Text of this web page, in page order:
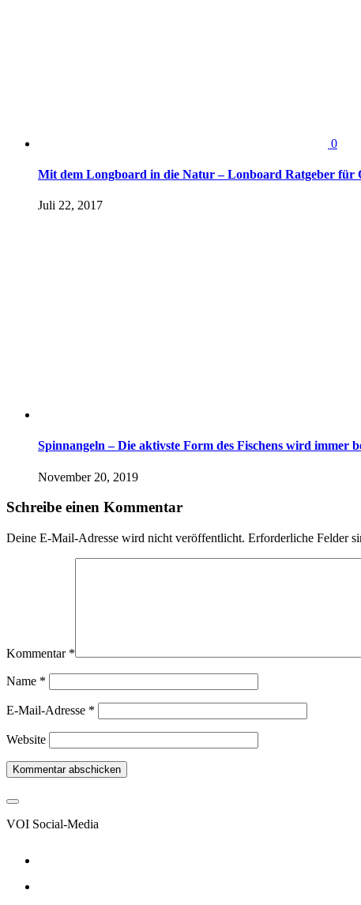
0
Mit dem Longboard in die Natur – Lonboard Ratgeber für
Juli 22, 2017
Spinnangeln – Die aktivste Form des Fischens wird immer
November 20, 2019
Schreibe einen Kommentar
Deine E-Mail-Adresse wird nicht veröffentlicht. Erforderliche Felder
Kommentar *
Name *
E-Mail-Adresse *
Website
VOI Social-Media